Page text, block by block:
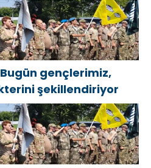
gençlerimiz,
şekillendiriyor